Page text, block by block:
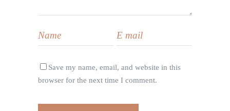
Save my name, email, and website in this
browser for the next time I comment.